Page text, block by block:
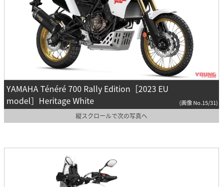
YAMAHA Ténéré 700 Rally Edition［2023 EU
model］Heritage White
(画像 No.15/31)
縦スクロールで次の写真へ